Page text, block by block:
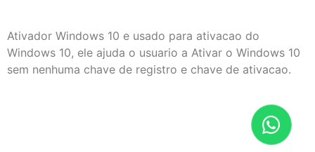
Ativador Windows 10 e usado para ativacao do
Windows 10, ele ajuda o usuario a Ativar o Windows 10
sem nenhuma chave de registro e chave de ativacao.